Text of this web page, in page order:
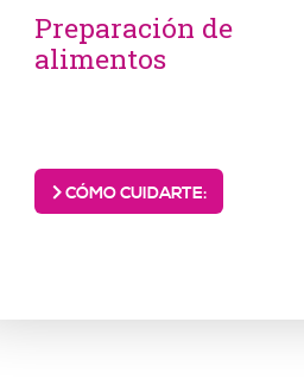
Preparación de
alimentos
CÓMO CUIDARTE: